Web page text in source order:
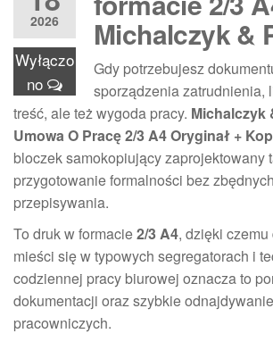
2026
Wyłączo
no
Michalczyk &
Gdy potrzebujesz
sporządzenia zatrudnienia,
treść, ale też wygoda pracy. Michalczyk
Umowa O Pracę 2/3 A4 Oryginał +
bloczek samokopiujący zaprojektowany
przygotowanie formalności bez
przepisywania.
To druk w formacie2/3 A4, dzięki
mieści się w typowych segregatorach i
codziennej pracy biurowej oznacza to
dokumentacji oraz szybkie
pracowniczych.